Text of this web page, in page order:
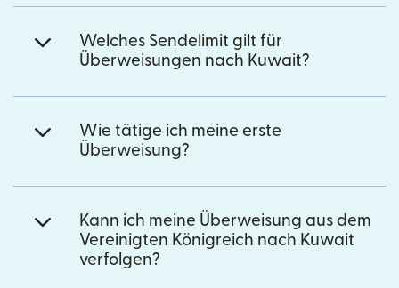
Welches Sendelimit gilt für
Überweisungen nach Kuwait?
Wie tätige ich meine erste
Überweisung?
Kann ich meine Überweisung aus dem
Vereinigten Königreich nach Kuwait
verfolgen?